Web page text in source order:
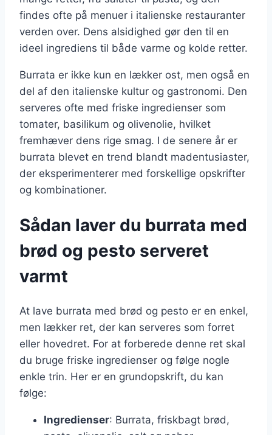
findes ofte på menuer i italienske restauranter
verden over. Dens alsidighed gør den til en
ideel ingrediens til både varme og kolde retter.
Burrata er ikke kun en lækker ost, men også en
del af den italienske kultur og gastronomi. Den
serveres ofte med friske ingredienser som
tomater, basilikum og olivenolie, hvilket
fremhæver dens rige smag. I de senere år er
burrata blevet en trend blandt madentusiaster,
der eksperimenterer med forskellige opskrifter
og kombinationer.
Sådan laver du burrata med
brød og pesto serveret
varmt
At lave burrata med brød og pesto er en enkel,
men lækker ret, der kan serveres som forret
eller hovedret. For at forberede denne ret skal
du bruge friske ingredienser og følge nogle
enkle trin. Her er en grundopskrift, du kan
følge:
Ingredienser: Burrata, friskbagt brød,